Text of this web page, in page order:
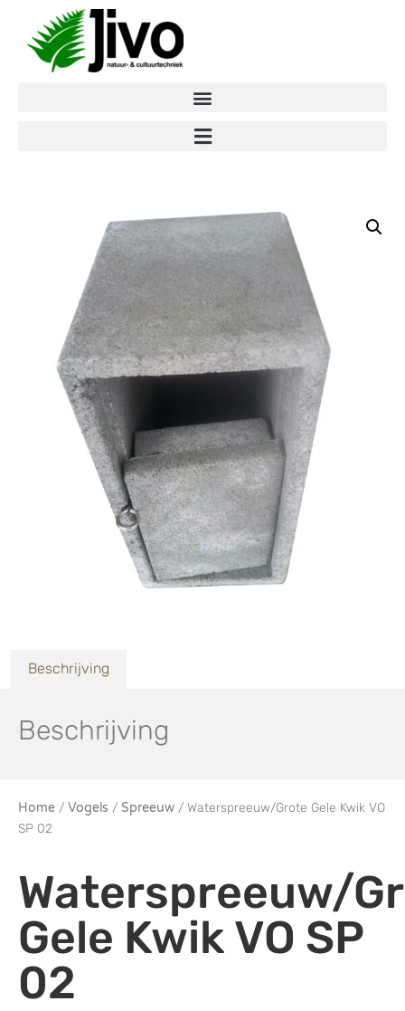
Beschrijving
Beschrijving
Home / Vogels / Spreeuw / Waterspreeuw/Grote Gele Kwik VO
SP 02
Waterspreeuw/
Gele Kwik VO SP
02